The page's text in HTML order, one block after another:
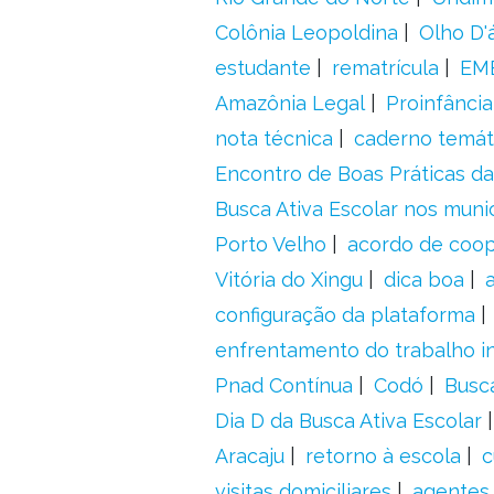
Colônia Leopoldina
Olho
estudante
rematrícula
Amazônia Legal
Proinfância
nota técnica
caderno
Encontro de Boas Práticas
Busca Ativa Escolar nos
Porto Velho
acordo de
Vitória do Xingu
dica boa
configuração da plataforma
enfrentamento do trabalho
Pnad Contínua
Codó
Dia D da Busca Ativa Escolar
Aracaju
retorno à escola